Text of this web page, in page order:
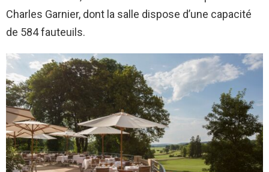
Charles Garnier, dont la salle dispose d’une capacité
de 584 fauteuils.